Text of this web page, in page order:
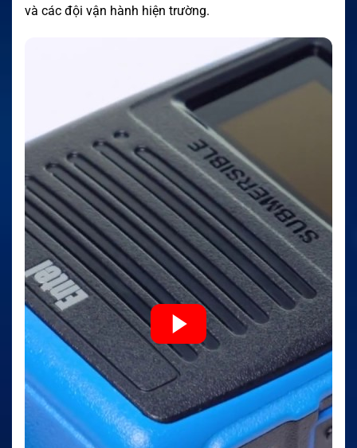
và các đội vận hành hiện trường.